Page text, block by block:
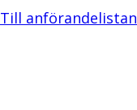
Till anförandelistan